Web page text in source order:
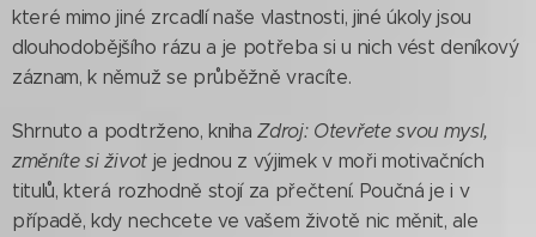
které mimo jiné zrcadlí naše vlastnosti, jiné úkoly jsou
dlouhodobějšího rázu a je potřeba si u nich vést deníkový
záznam, k němuž se průběžně vracíte.
Shrnuto a podtrženo, knihaZdroj: Otevřete svou mysl,
změníte si životje jednou z výjimek v moři motivačních
titulů, která rozhodně stojí za přečtení. Poučná je i v
případě, kdy nechcete ve vašem životě nic měnit, ale